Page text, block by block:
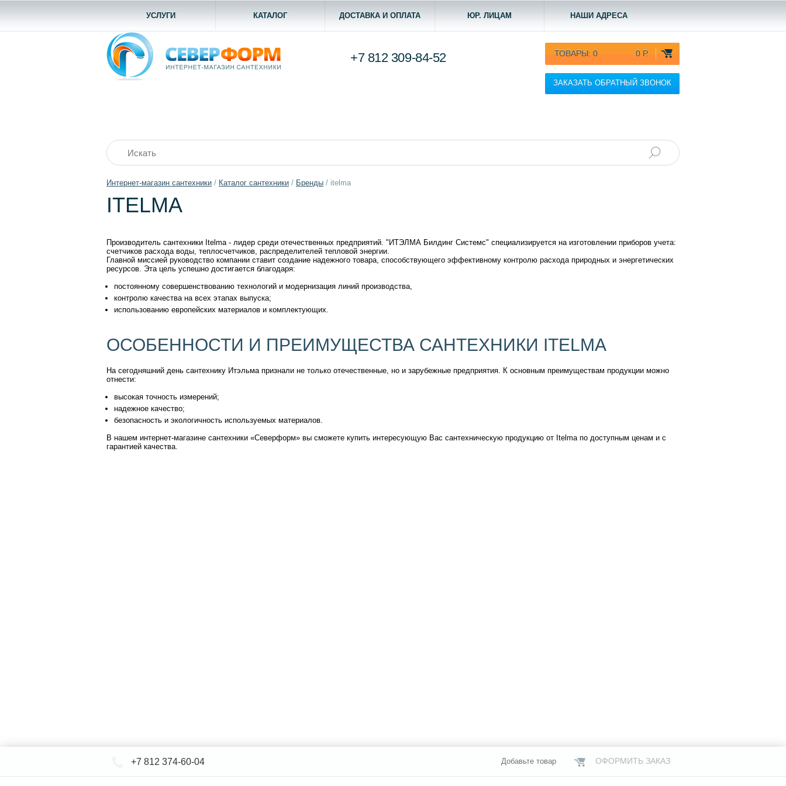
УСЛУГИ КАТАЛОГ ДОСТАВКА И ОПЛАТА ЮР. ЛИЦАМ НАШИ АДРЕСА
ТОВАРЫ: 0 0 Р.
ЗАКАЗАТЬ ОБРАТНЫЙ ЗВОНОК
+7 812 309-84-52
Интернет-магазин сантехники / Каталог сантехники / Бренды / itelma
ITELMA
Производитель сантехники Itelma - лидер среди отечественных предприятий. "ИТЭЛМА Билдинг Системс" специализируется на изготовлении приборов учета:
счетчиков расхода воды, теплосчетчиков, распределителей тепловой энергии.
Главной миссией руководство компании ставит создание надежного товара, способствующего эффективному контролю расхода природных и энергетических
ресурсов. Эта цель успешно достигается благодаря:
постоянному совершенствованию технологий и модернизация линий производства,
контролю качества на всех этапах выпуска;
использованию европейских материалов и комплектующих.
ОСОБЕННОСТИ И ПРЕИМУЩЕСТВА САНТЕХНИКИ ITELMA
На сегодняшний день сантехнику Итэльма признали не только отечественные, но и зарубежные предприятия. К основным преимуществам продукции можно
отнести:
высокая точность измерений;
надежное качество;
безопасность и экологичность используемых материалов.
В нашем интернет-магазине сантехники «Северформ» вы сможете купить интересующую Вас сантехническую продукцию от Itelma по доступным ценам и с
гарантией качества.
+7 812 374-60-04 Добавьте товар ОФОРМИТЬ ЗАКАЗ